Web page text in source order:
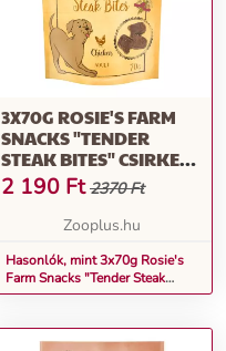
3X70G ROSIE'S FARM
SNACKS "TENDER
STEAK BITES" CSIRKE
KUTYASNACK
2 190 Ft 2370 Ft
Zooplus.hu
Hasonlók, mint 3x70g Rosie's
Farm Snacks "Tender Steak
Bites" csirke kutyasnack